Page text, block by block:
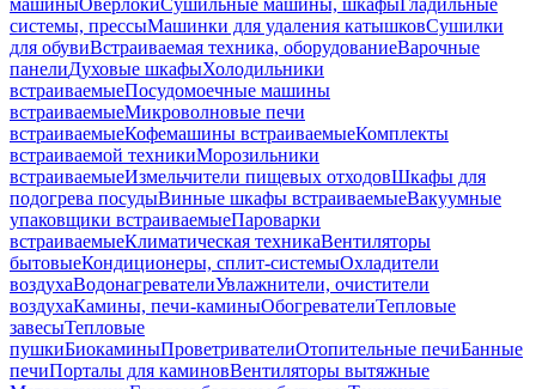
машиныОверлокиСушильные машины, шкафыГладильные
системы, прессыМашинки для удаления катышковСушилки
для обувиВстраиваемая техника, оборудованиеВарочные
панелиДуховые шкафыХолодильники
встраиваемыеПосудомоечные машины
встраиваемыеМикроволновые печи
встраиваемыеКофемашины встраиваемыеКомплекты
встраиваемой техникиМорозильники
встраиваемыеИзмельчители пищевых отходовШкафы для
подогрева посудыВинные шкафы встраиваемыеВакуумные
упаковщики встраиваемыеПароварки
встраиваемыеКлиматическая техникаВентиляторы
бытовыеКондиционеры, сплит-системыОхладители
воздухаВодонагревателиУвлажнители, очистители
воздухаКамины, печи-каминыОбогревателиТепловые
завесыТепловые
пушкиБиокаминыПроветривателиОтопительные печиБанные
печиПорталы для каминовВентиляторы вытяжные